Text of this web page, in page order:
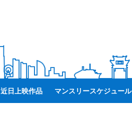
近日上映作品 マンスリースケジュール